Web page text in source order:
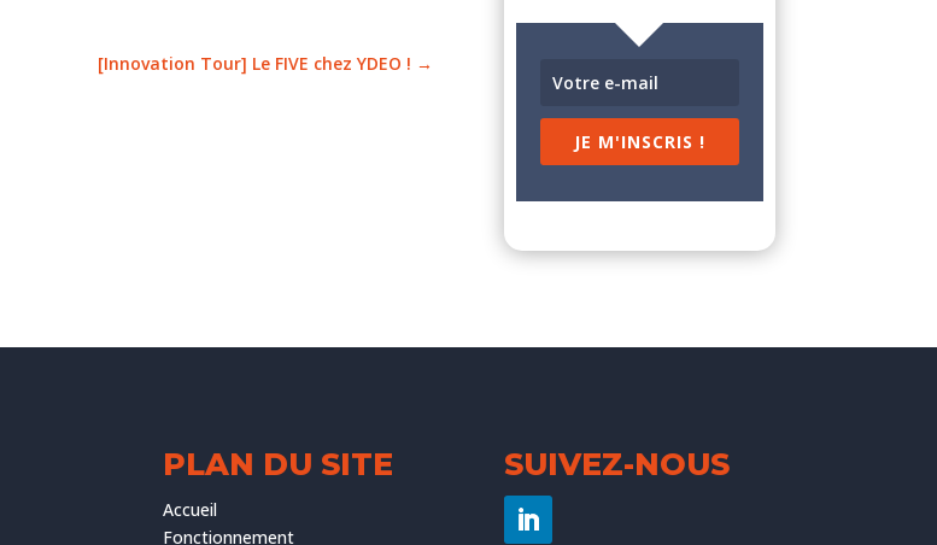
[Innovation Tour] Le FIVE chez YDEO ! →
JE M'INSCRIS !
PLAN DU SITE
Accueil
Fonctionnement
SUIVEZ-NOUS